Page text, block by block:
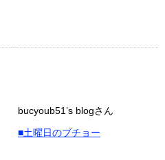
bucyoub51’s blogさん
■土曜日のブチョー